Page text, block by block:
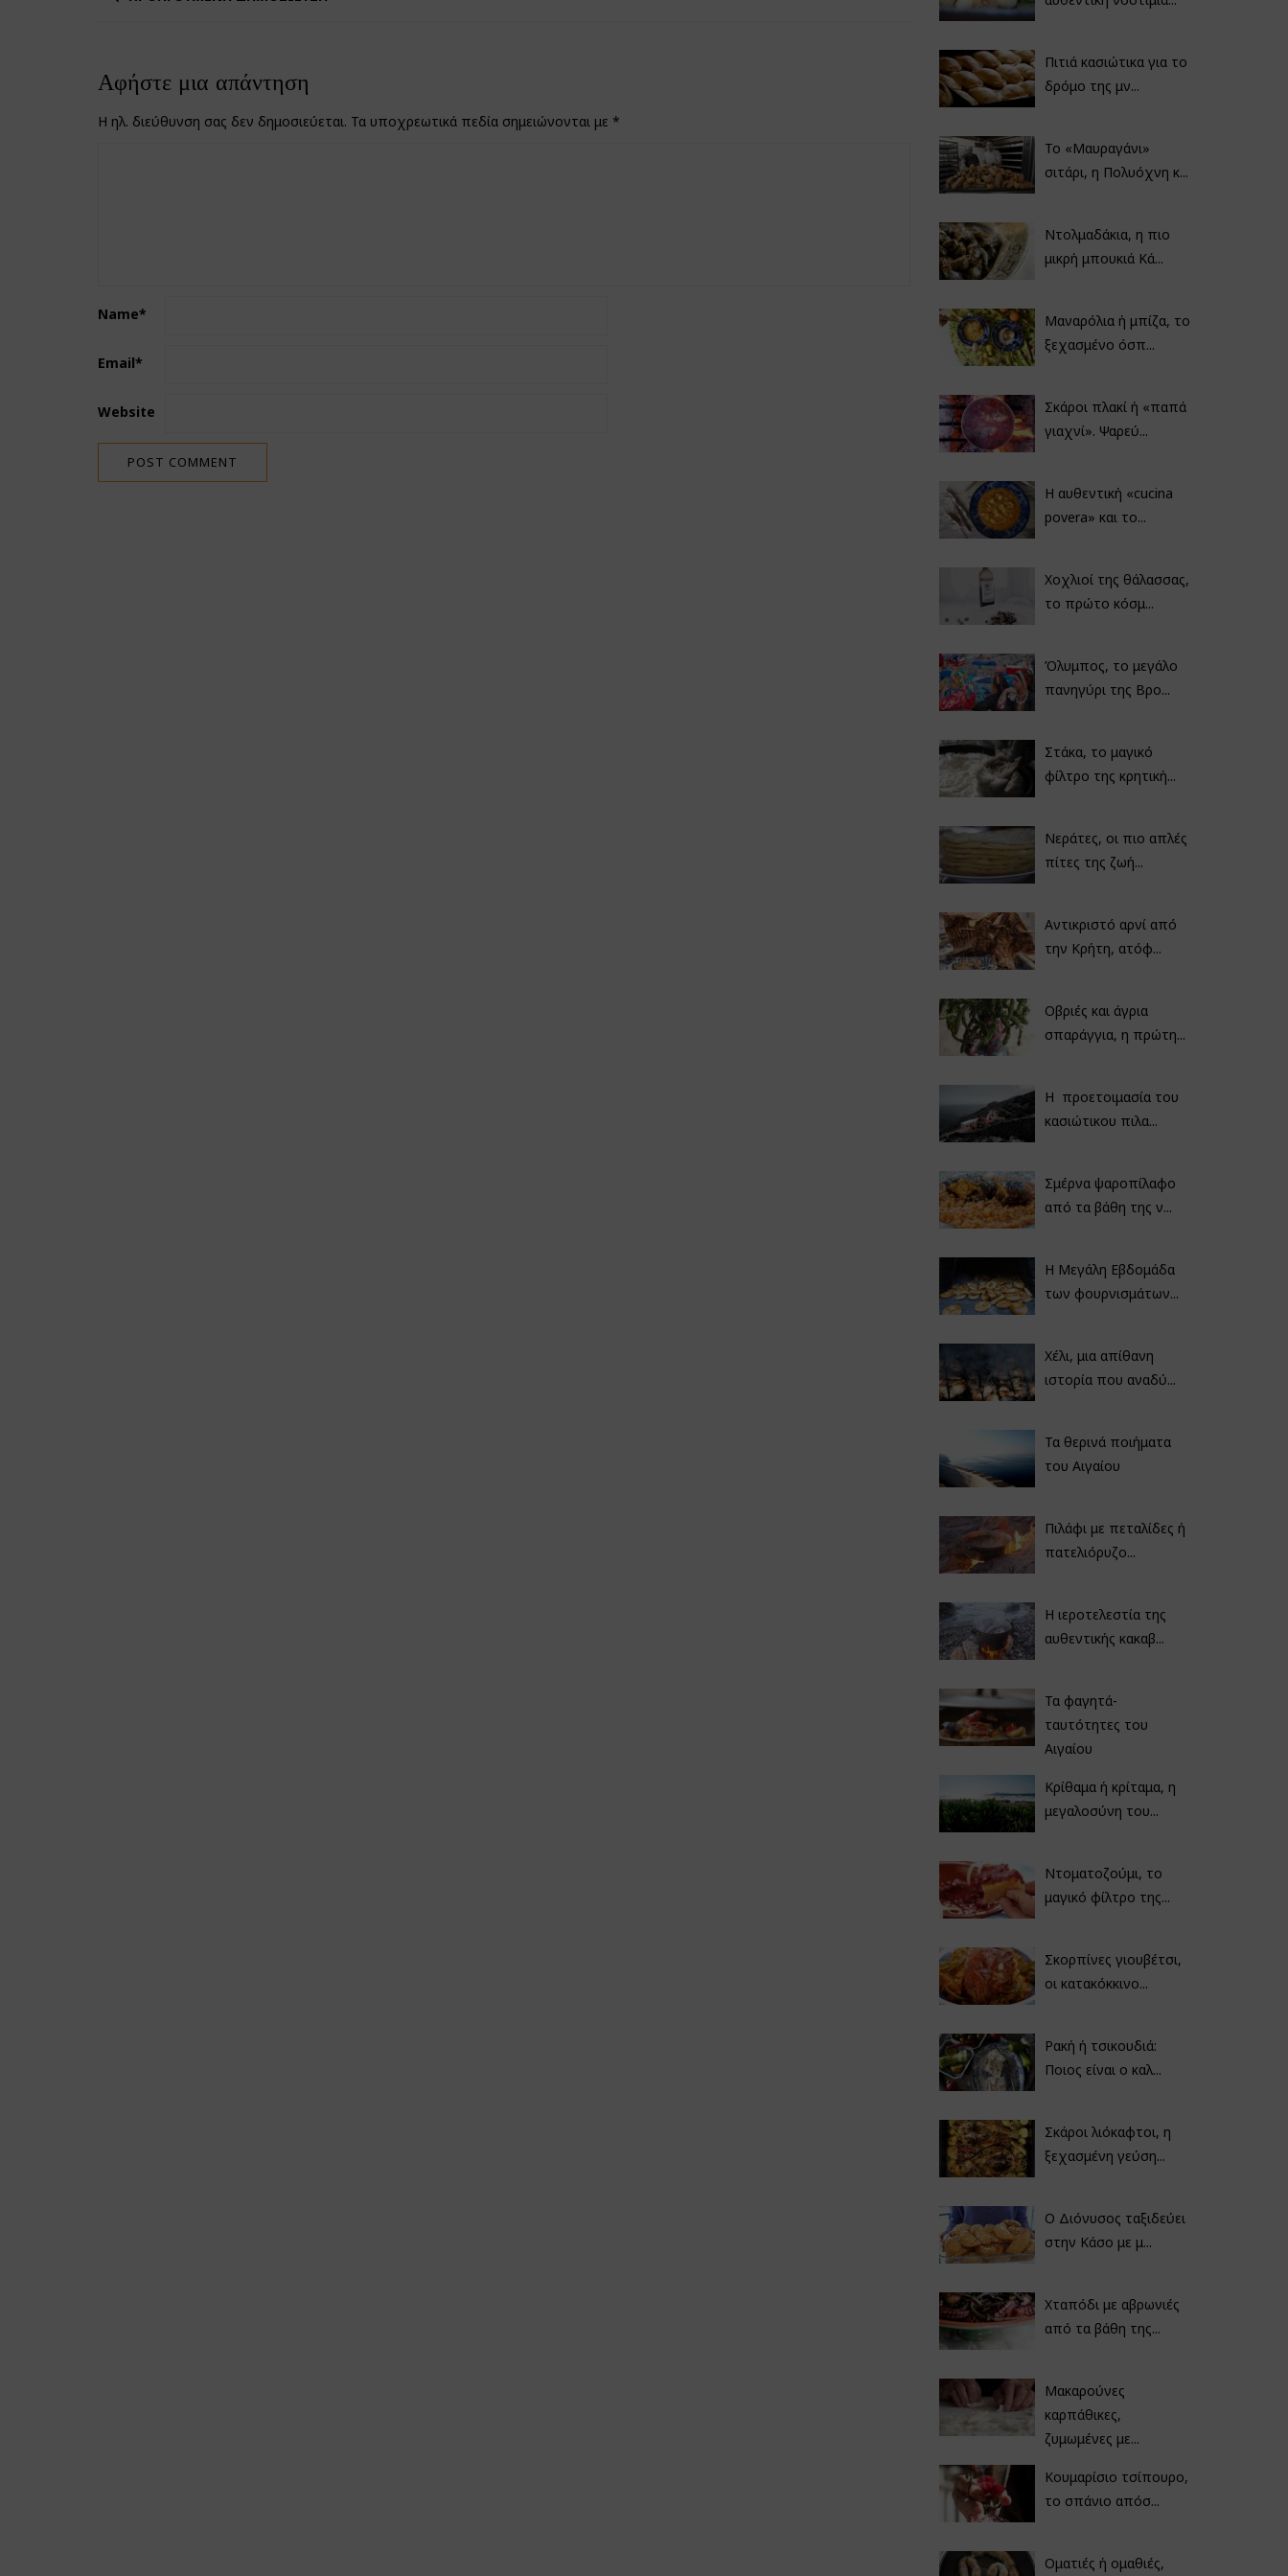
Αφήστε μια απάντηση
Η ηλ. διεύθυνση σας δεν δημοσιεύεται. Τα υποχρεωτικά πεδία σημειώνονται με *
Name*
Email*
Website
Πιτιά κασιώτικα για το
δρόμο της μν...
Το «Μαυραγάνι»
σιτάρι, η Πολυόχνη κ...
Ντολμαδάκια, η πιο
μικρή μπουκιά Κά...
Μαναρόλια ή μπίζα, το
ξεχασμένο όσπ...
Σκάροι πλακί ή «παπά
γιαχνί». Ψαρεύ...
Η αυθεντική «cucina
povera» και το...
Χοχλιοί της θάλασσας,
το πρώτο κόσμ...
Όλυμπος, το μεγάλο
πανηγύρι της Βρο...
Στάκα, το μαγικό
φίλτρο της κρητική...
Νεράτες, οι πιο απλές
πίτες της ζωή...
Αντικριστό αρνί από
την Κρήτη, ατόφ...
Οβριές και άγρια
σπαράγγια, η πρώτη...
Η προετοιμασία του
κασιώτικου πιλα...
Σμέρνα ψαροπίλαφο
από τα βάθη της ν...
Η Μεγάλη Εβδομάδα
των φουρνισμάτων...
Χέλι, μια απίθανη
ιστορία που αναδύ...
Τα θερινά ποιήματα
του Αιγαίου
Πιλάφι με πεταλίδες ή
πατελιόρυζο...
Η ιεροτελεστία της
αυθεντικής κακαβ...
Τα φαγητά-
ταυτότητες του
Αιγαίου
Κρίθαμα ή κρίταμα, η
μεγαλοσύνη του...
Ντοματοζούμι, το
μαγικό φίλτρο της...
Σκορπίνες γιουβέτσι,
οι κατακόκκινο...
Ρακή ή τσικουδιά:
Ποιος είναι ο καλ...
Σκάροι λιόκαφτοι, η
ξεχασμένη γεύση...
Ο Διόνυσος ταξιδεύει
στην Κάσο με μ...
Χταπόδι με αβρωνιές
από τα βάθη της...
Μακαρούνες
καρπάθικες,
ζυμωμένες με...
Κουμαρίσιο τσίπουρο,
το σπάνιο απόσ...
Οματιές ή ομαθιές,